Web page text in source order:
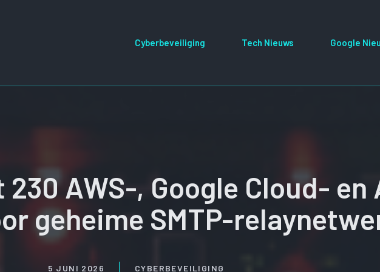
Cyberbeveiliging Tech Nieuws Google
AWS-, Google Cloud- en
geheime SMTP-
5 JUNI 2026 CYBERBEVEILIGING